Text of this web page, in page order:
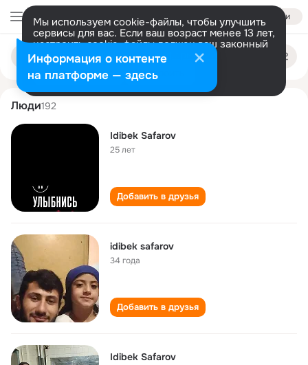
Войти
Мы используем cookie-файлы, чтобы улучшить
сервисы для вас. Если ваш возраст менее 13 лет,
настроить cookie-файлы должен ваш законный
представитель. Больше информации
Разрешить все Настроить
Поиск
людям
idibek safarov
Люди192
Idibek Safarov
25 лет
Добавить в друзья
idibek safarov
34 года
Добавить в друзья
Idibek Safarov
Информация о контенте
на платформе — здесь